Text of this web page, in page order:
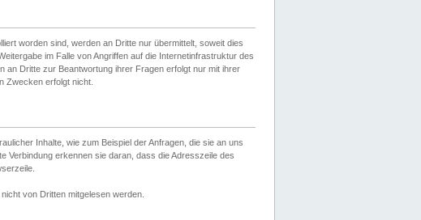
worden sind, werden an Dritte nur übermittelt, soweit dies
im Falle von Angriffen auf die Internetinfrastruktur des
an Dritte zur Beantwortung ihrer Fragen erfolgt nur mit ihrer
Zwecken erfolgt nicht.
Inhalte, wie zum Beispiel der Anfragen, die sie an uns
Verbindung erkennen sie daran, dass die Adresszeile des
von Dritten mitgelesen werden.